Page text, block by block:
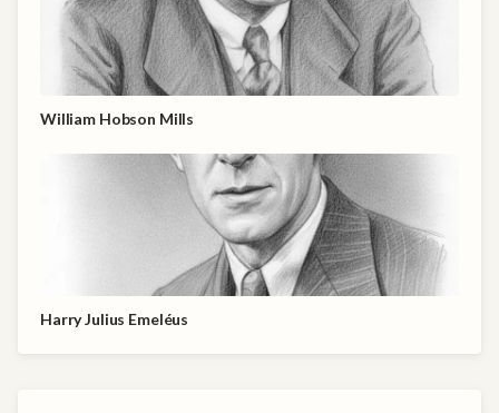
William Hobson Mills
Harry Julius Emeléus